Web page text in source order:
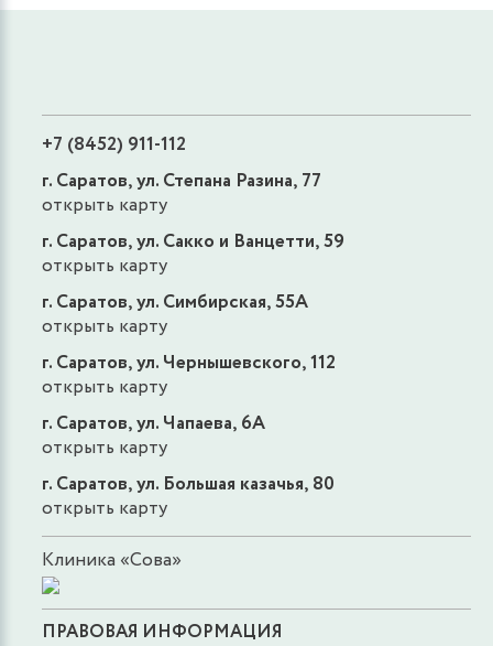
Ультразвуковое исследование
поджелудочной железы (постпрандиальная
проба), ведущим специалистом
1400 руб.
Ультразвуковое исследование
поджелудочной железы, ведущим
специалистом
1200 руб.
Ультразвуковое исследование органов
брюшной полости (комплексное)
2900 руб.
Ультразвуковое исследование желудка и
двенадцати перстной кишки
+7 (8452) 911-112
г. Саратов, ул. Степана Разина, 77
открыть карту
г. Саратов, ул. Сакко и Ванцетти, 59
открыть карту
г. Саратов, ул. Симбирская, 55А
открыть карту
г. Саратов, ул. Чернышевского, 112
открыть карту
г. Саратов, ул. Чапаева, 6А
открыть карту
г. Саратов, ул. Большая казачья, 80
открыть карту
Клиника «Сова»
ПРАВОВАЯ ИНФОРМАЦИЯ